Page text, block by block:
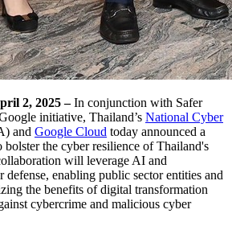
2, 2025 –In conjunction with Safer
initiative, Thailand’s National Cyber
and Google Cloud today announced a
bolster the cyber resilience of Thailand's
will leverage AI and
enabling public sector entities and
the benefits of digital transformation
cybercrime and malicious cyber